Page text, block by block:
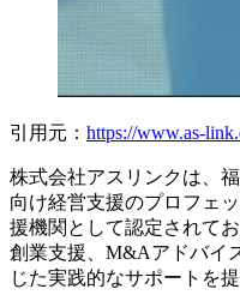
引用元： https://www.as-
株式会社アスリンクは、
向け経営支援のプロフェ
援機関として認定されて
創業支援、M&Aアドバイ
じた実践的なサポートを提